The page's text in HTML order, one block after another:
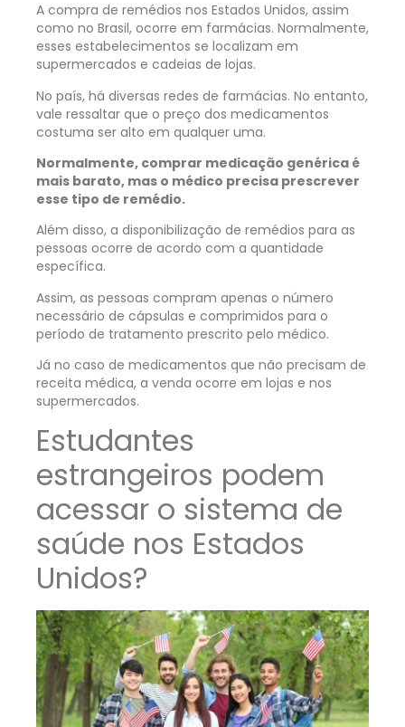
A compra de remédios nos Estados Unidos, assim
como no Brasil, ocorre em farmácias. Normalmente,
esses estabelecimentos se localizam em
supermercados e cadeias de lojas.
No país, há diversas redes de farmácias. No entanto,
vale ressaltar que o preço dos medicamentos
costuma ser alto em qualquer uma.
Normalmente, comprar medicação genérica é
mais barato, mas o médico precisa prescrever
esse tipo de remédio.
Além disso, a disponibilização de remédios para as
pessoas ocorre de acordo com a quantidade
específica.
Assim, as pessoas compram apenas o número
necessário de cápsulas e comprimidos para o
período de tratamento prescrito pelo médico.
Já no caso de medicamentos que não precisam de
receita médica, a venda ocorre em lojas e nos
supermercados.
Estudantes
estrangeiros podem
acessar o sistema de
saúde nos Estados
Unidos?